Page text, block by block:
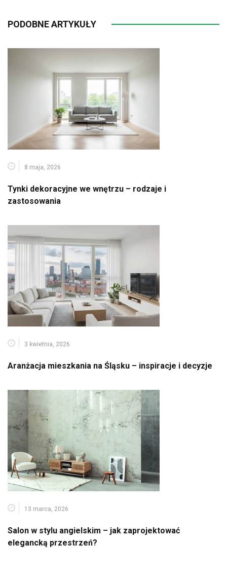
PODOBNE ARTYKUŁY
8 maja, 2026
Tynki dekoracyjne we wnętrzu – rodzaje i
zastosowania
3 kwietnia, 2026
Aranżacja mieszkania na Śląsku – inspiracje i decyzje
13 marca, 2026
Salon w stylu angielskim – jak zaprojektować
elegancką przestrzeń?